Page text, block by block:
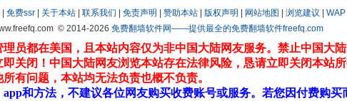
免费ssr 关于本站 联系我们 免责声明 赞助本站 版权声明 网站地图 浏览建议
WAP
© 2014-2026 免费翻墙软件网——提供最全的免费翻墙软件freefq.com
员都在美国，且本站内容仅为非中国大陆网友服务。禁止中国大
关闭！中国大陆网友浏览本站存在法律风险，恳请立即关闭本站
有问题，本站均无法负责也概不负责。
和方法，不建议各位网友购买收费账号或服务。若您因付费购买